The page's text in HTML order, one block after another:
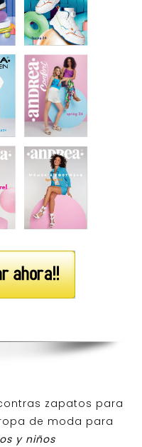
zapatos para
de moda para
y niños